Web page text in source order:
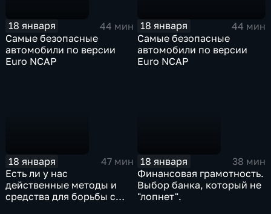
18 января
44 мин
Самые безопасные
автомобили по версии
Euro NCAP
18 января
44 мин
Самые безопасные
автомобили по версии
Euro NCAP
18 января
47 мин
Есть ли у нас
действенные методы и
средства для борьбы с
18 января
38 мин
Финансовая грамотность.
Выбор банка, который не
"лопнет".